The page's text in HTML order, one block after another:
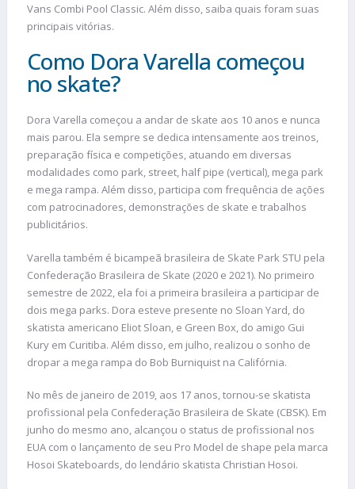
Vans Combi Pool Classic. Além disso, saiba quais foram suas
principais vitórias.
Como Dora Varella começou
no skate?
Dora Varella começou a andar de skate aos 10 anos e nunca
mais parou. Ela sempre se dedica intensamente aos treinos,
preparação física e competições, atuando em diversas
modalidades como park, street, half pipe (vertical), mega park
e mega rampa. Além disso, participa com frequência de ações
com patrocinadores, demonstrações de skate e trabalhos
publicitários.
Varella também é bicampeã brasileira de Skate Park STU pela
Confederação Brasileira de Skate (2020 e 2021). No primeiro
semestre de 2022, ela foi a primeira brasileira a participar de
dois mega parks. Dora esteve presente no Sloan Yard, do
skatista americano Eliot Sloan, e Green Box, do amigo Gui
Kury em Curitiba. Além disso, em julho, realizou o sonho de
dropar a mega rampa do Bob Burniquist na Califórnia.
No mês de janeiro de 2019, aos 17 anos, tornou-se skatista
profissional pela Confederação Brasileira de Skate (CBSK). Em
junho do mesmo ano, alcançou o status de profissional nos
EUA com o lançamento de seu Pro Model de shape pela marca
Hosoi Skateboards, do lendário skatista Christian Hosoi.